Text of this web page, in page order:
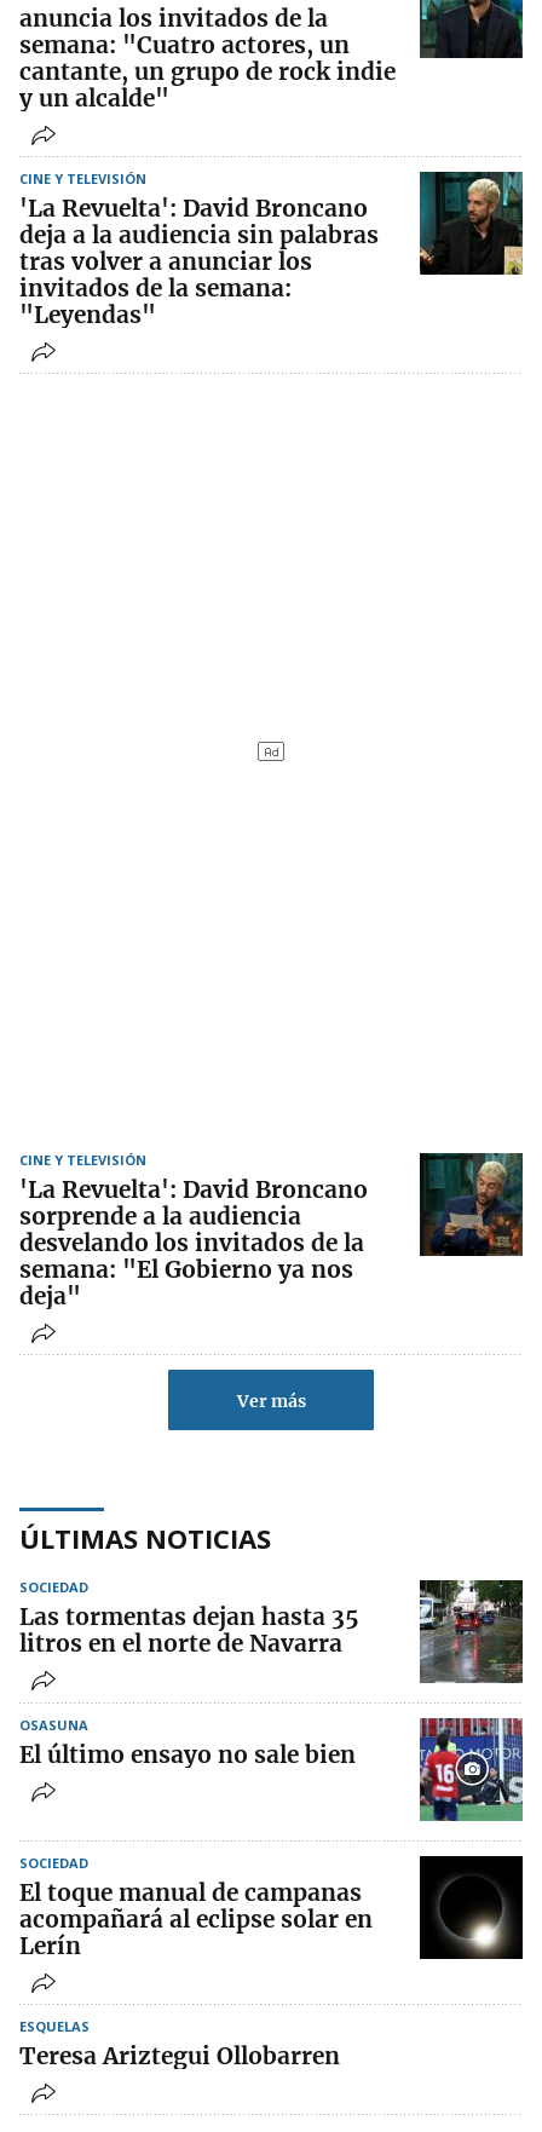
anuncia los invitados de la
semana: "Cuatro actores, un
cantante, un grupo de rock indie
y un alcalde"
CINE Y TELEVISIÓN
'La Revuelta': David Broncano
deja a la audiencia sin palabras
tras volver a anunciar los
invitados de la semana:
"Leyendas"
CINE Y TELEVISIÓN
'La Revuelta': David Broncano
sorprende a la audiencia
desvelando los invitados de la
semana: "El Gobierno ya nos
deja"
Ver más
ÚLTIMAS NOTICIAS
SOCIEDAD
Las tormentas dejan hasta 35
litros en el norte de Navarra
OSASUNA
El último ensayo no sale bien
SOCIEDAD
El toque manual de campanas
acompañará al eclipse solar en
Lerín
ESQUELAS
Teresa Ariztegui Ollobarren